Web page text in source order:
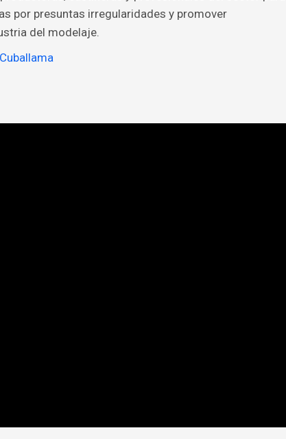
por presuntas irregularidades y promover
del modelaje.
Cuballama